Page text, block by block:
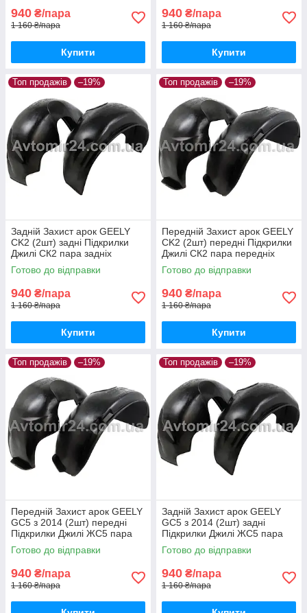
940 ₴/пара
1 160 ₴/пара
Купити
940 ₴/пара
1 160 ₴/пара
Купити
Топ продажів –19%
Задній Захист арок GEELY
СK2 (2шт) задні Підкрилки
Джилі СК2 пара задніх
Готово до відправки
940 ₴/пара
1 160 ₴/пара
Купити
Топ продажів –19%
Передній Захист арок GEELY
СK2 (2шт) передні Підкрилки
Джилі СК2 пара передніх
Готово до відправки
940 ₴/пара
1 160 ₴/пара
Купити
Топ продажів –19%
Передній Захист арок GEELY
GC5 з 2014 (2шт) передні
Підкрилки Джилі ЖС5 пара
передніх
Готово до відправки
940 ₴/пара
1 160 ₴/пара
Топ продажів –19%
Задній Захист арок GEELY
GC5 з 2014 (2шт) задні
Підкрилки Джилі ЖС5 пара
задніх
Готово до відправки
940 ₴/пара
1 160 ₴/пара